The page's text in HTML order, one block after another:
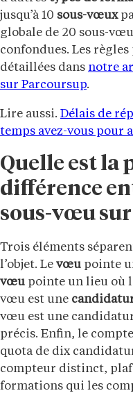
jusqu’à 10 sous-vœux
globale de 20 sous-
confondues. Les
détaillées dans notre
sur Parcoursup.
Lire aussi. Délais de
temps avez-vous pour
Quelle est la
différence
sous-vœu
Trois éléments
l’objet. Le vœu pointe
vœu pointe un lieu où
vœu est une
vœu est une
précis. Enfin, le
quota de dix
compteur distinct,
formations qui les